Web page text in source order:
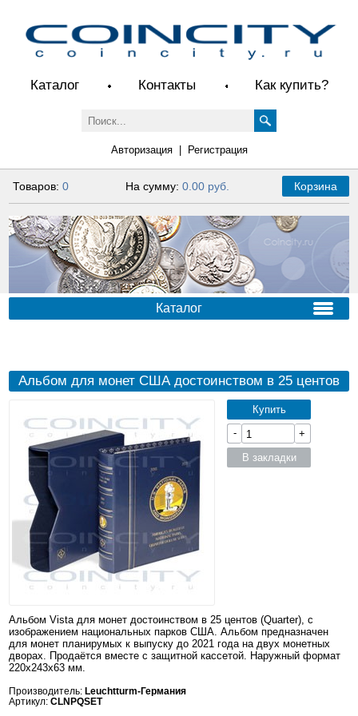
Каталог Контакты Как купить?
Авторизация| Регистрация
Товаров:0 На сумму: 0.00 руб. Корзина
Каталог
Альбом для монет США достоинством в 25 центов
Альбом Vista для монет достоинством в 25 центов (Quarter), с
изображением национальных парков США. Альбом предназначен
для монет планирумых к выпуску до 2021 года на двух монетных
дворах. Продаётся вместе с защитной кассетой. Наружный формат
220x243x63 мм.
Производитель: Leuchtturm-Германия
Артикул:CLNPQSET
Купить
-
+
В закладки